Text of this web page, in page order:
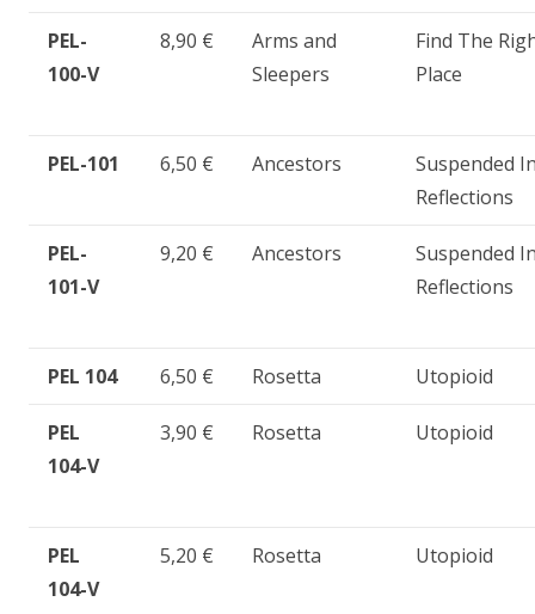
PEL-
100-V
8,90 €
Arms and
Sleepers
Find The
Place
PEL-101 6,50 € Ancestors
Suspended
Reflections
PEL-
101-V
9,20 € Ancestors
Suspended
Reflections
PEL 104 6,50 € Rosetta Utopioid
PEL
104-V
3,90 € Rosetta Utopioid
PEL
104-V
5,20 € Rosetta Utopioid